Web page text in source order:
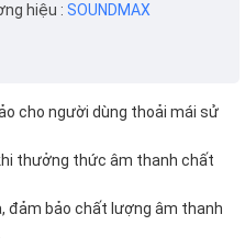
hiệu : SOUNDMAX
cho người dùng thoải mái sử
thưởng thức âm thanh chất
đảm bảo chất lượng âm thanh